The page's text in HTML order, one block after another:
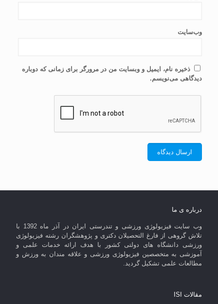
وب‌سایت
ذخیره نام، ایمیل و وبسایت من در مرورگر برای زمانی که دوباره
دیدگاهی می‌نویسم.
درباره ی ما
وب سایت فیزیولوژی ورزشی و تندرستی ایران در آذر ماه 1392 با
تلاش گروهی از فارغ التحصیلان دکتری و پژوهشگران رشته فیزیولوژی
ورزشی دانشگاه های دولتی کشور با هدف ارائه خدمات علمی و
آموزشی به متخصصین فیزیولوژی ورزشی و علاقه مندان به ورزش و
مطالعات علمی تشکیل گردید.
مقالات ISI